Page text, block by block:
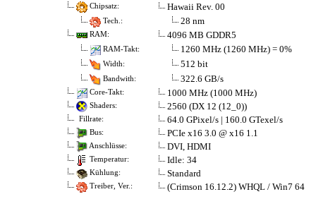
Chipsatz: Hawaii Rev. 00
Tech.: 28 nm
RAM: 4096 MB GDDR5
RAM-Takt: 1260 MHz (1260 MHz) = 0%
Width: 512 bit
Bandwith: 322.6 GB/s
Core-Takt: 1000 MHz (1000 MHz)
Shaders: 2560 (DX 12 (12_0))
Fillrate: 64.0 GPixel/s | 160.0 GTexel/s
Bus: PCIe x16 3.0 @ x16 1.1
Anschlüsse: DVI, HDMI
Temperatur: Idle: 34
Kühlung: Standard
Treiber, Ver.: (Crimson 16.12.2) WHQL / Win7 64